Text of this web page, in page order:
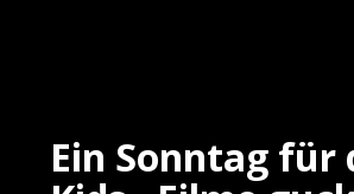
Ein Sonntag für